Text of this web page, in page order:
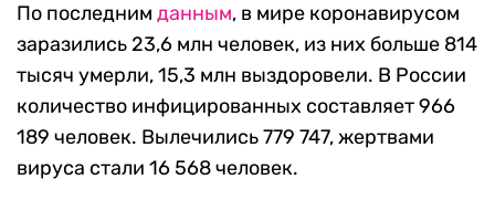
По последним данным, в мире коронавирусом
заразились 23,6 млн человек, из них больше 814
тысяч умерли, 15,3 млн выздоровели. В России
количество инфицированных составляет 966
189 человек. Вылечились 779 747, жертвами
вируса стали 16 568 человек.